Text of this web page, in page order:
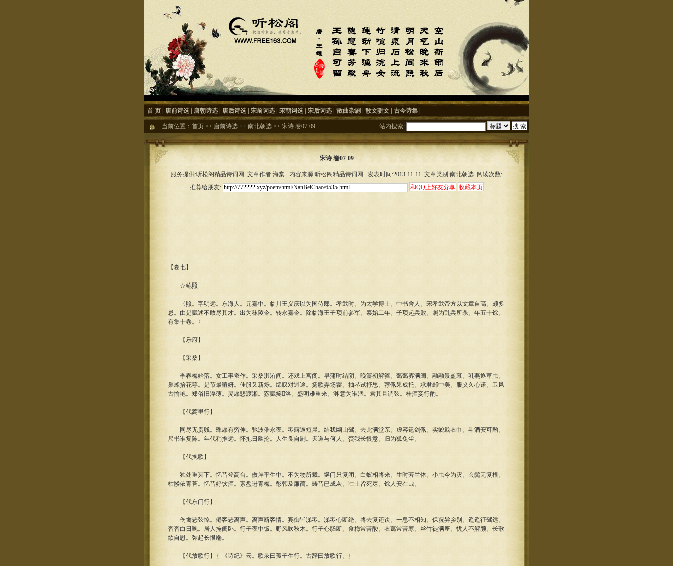
首 页 唐前诗选 唐朝诗选 唐后诗选 宋前词选 宋朝词选 宋后词选 散曲杂剧 散文骈文 古今诗集
当前位置： 首页 >> 唐前诗选 >> 南北朝选 >> 宋诗 卷07-09 站内搜索:
宋诗 卷07-09
服务提供:听松阁精品诗词网 文章作者:海棠 内容来源:听松阁精品诗词网 发表时间:2013-11-11 文章类别:南北朝选 阅读次数:
推荐给朋友:
【卷七】
☆鲍照
〈照。字明远。东海人。元嘉中。临川王义庆以为国侍郎。孝武时。为太学博士。中书舍人。宋孝武帝方以文章自高。颇多
忌。由是赋述不敢尽其才。出为秣陵令。转永嘉令。除临海王子顼前参军。泰始二年。子顼起兵败。照为乱兵所杀。年五十馀。
有集十卷。〉
【乐府】
【采桑】
季春梅始落。女工事蚕作。采桑淇洧间。还戏上宫阁。早蒲时结阴。晚篁初解箨。蔼蔼雾满闺。融融景盈幕。乳燕逐草虫。
巢蜂拾花萼。是节最暄妍。佳服又新烁。绵叹对迥途。扬歌弄场藿。抽琴试抒思。荐佩果成托。承君郢中美。服义久心诺。卫风
古愉艳。郑俗旧浮薄。灵愿悲渡湘。宓赋笑洛。盛明难重来。渊意为谁涸。君其且调弦。桂酒妾行酌。
【代蒿里行】
同尽无贵贱。殊愿有穷伸。驰波催永夜。零露逼短晨。结我幽山驾。去此满堂亲。虚容遗剑佩。实貌戢衣巾。斗酒安可酌。
尺书谁复陈。年代稍推远。怀抱日幽沦。人生良自剧。天道与何人。赍我长恨意。归为狐兔尘。
【代挽歌】
独处重冥下。忆昔登高台。傲岸平生中。不为物所裁。埏门只复闭。白蚁相将来。生时芳兰体。小虫今为灾。玄鬓无复根。
枯髅依青苔。忆昔好饮酒。素盘进青梅。彭韩及廉蔺。畴昔已成灰。壮士皆死尽。馀人安在哉。
【代东门行】
伤禽恶弦惊。倦客恶离声。离声断客情。宾御皆涕零。涕零心断绝。将去复还诀。一息不相知。保况异乡别。遥遥征驾远。
杳杳白日晚。居人掩闺卧。行子夜中饭。野风吹秋木。行子心肠断。食梅常苦酸。衣葛常苦寒。丝竹徒满座。忧人不解颜。长歌
欲自慰。弥起长恨端。
【代放歌行】〖《诗纪》云。歌录曰孤子生行。古辞曰放歌行。〗